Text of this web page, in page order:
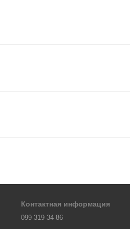
Контактная информация
099 319-34-86